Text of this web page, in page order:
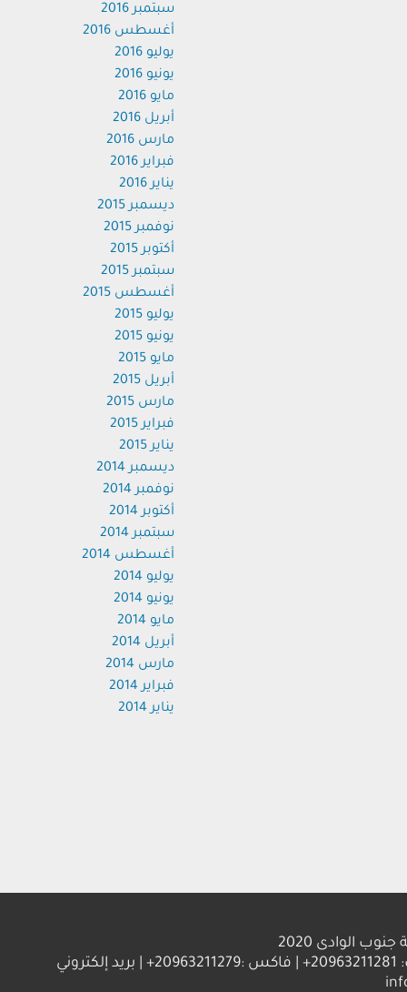
سبتمبر 2016
أغسطس 2016
يوليو 2016
يونيو 2016
مايو 2016
أبريل 2016
مارس 2016
فبراير 2016
يناير 2016
ديسمبر 2015
نوفمبر 2015
أكتوبر 2015
سبتمبر 2015
أغسطس 2015
يوليو 2015
يونيو 2015
مايو 2015
أبريل 2015
مارس 2015
فبراير 2015
يناير 2015
ديسمبر 2014
نوفمبر 2014
أكتوبر 2014
سبتمبر 2014
أغسطس 2014
يوليو 2014
يونيو 2014
مايو 2014
أبريل 2014
مارس 2014
فبراير 2014
يناير 2014
2020
العنوان : جامعة جنوب الوادي 83523 قنا - جمهورية مصر العربية | ت: 20963211281+ | فاكس :20963211279+ | بريد إلكتروني